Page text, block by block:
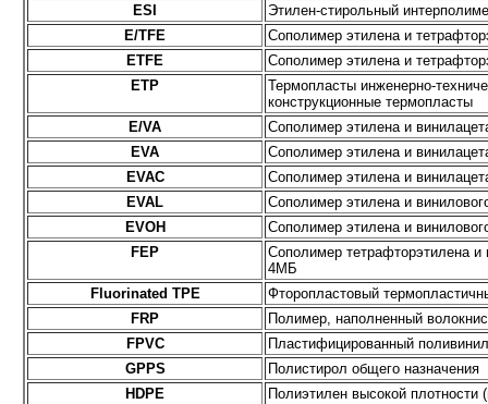
ESI
Этилен-стирольный
E/TFE
Сополимер этилена и
ETFE
Сополимер этилена и
ETP
Термопласты инженерно-
конструкционные термопласты
E/VA
Сополимер этилена и
EVA
Сополимер этилена и
EVAC
Сополимер этилена и
EVAL
Сополимер этилена и
EVOH
Сополимер этилена и
FEP
Сополимер тетрафторэтилена и
4МБ
Fluorinated TPE
Фторопластовый
FRP
Полимер, наполненный
FPVC
Пластифицированный
GPPS
Полистирол общего назначения
HDPE
Полиэтилен высокой плотности